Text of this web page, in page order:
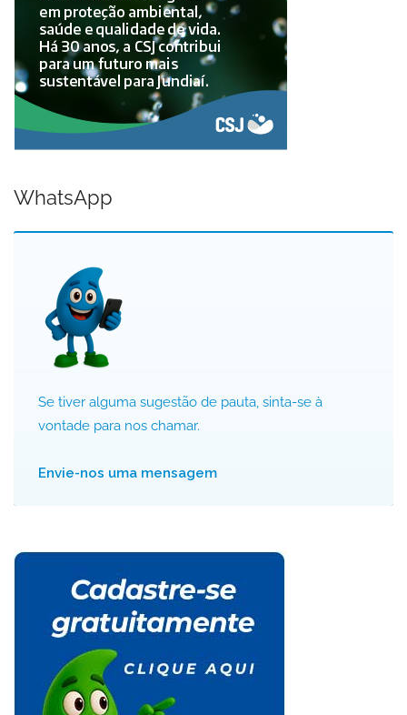
WhatsApp
Se tiver alguma sugestão de pauta, sinta-se à
vontade para nos chamar.
Envie-nos uma mensagem